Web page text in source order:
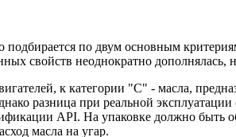
подбирается по двум основным
свойств неоднократно
к категории "С" - масла,
разница при реальной
API. На упаковке должно
масла на угар.